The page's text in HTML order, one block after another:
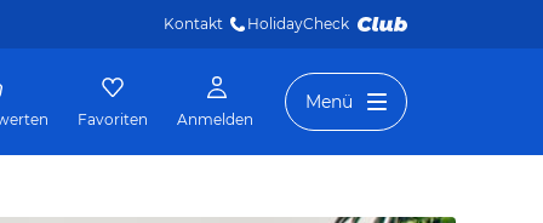
Kontakt HolidayCheck
Favoriten Anmelden
Menü